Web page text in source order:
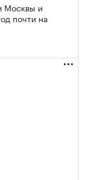
Москвы и
почти на